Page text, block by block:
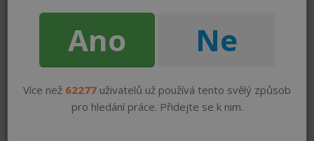
Ano Ne
Více než 62277 uživatelů už používá tento svělý způsob
pro hledání práce. Přidejte se k nim.